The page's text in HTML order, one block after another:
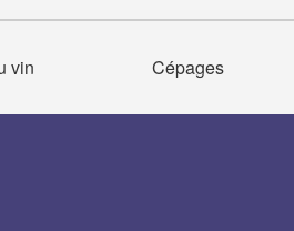
vin Cépages